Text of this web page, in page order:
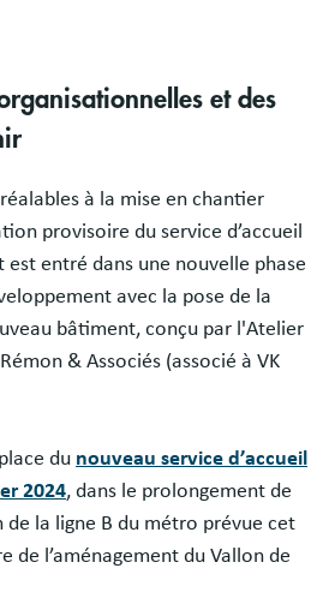
et des
à la mise en chantier
provisoire du service d’accueil
est entré dans une nouvelle phase
avec la pose de la
bâtiment, conçu par l'Atelier
& Associés (associé à VK
du nouveau service d’accueil
2024, dans le prolongement de
de la ligne B du métro prévue cet
de l’aménagement du Vallon de